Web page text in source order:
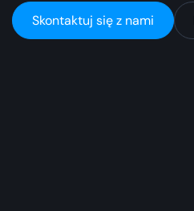
Skontaktuj się z nami